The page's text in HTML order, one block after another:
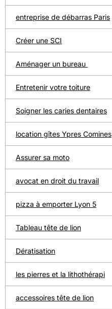
entreprise de débarras Paris
Créer une SCI
Aménager un bureau
Entretenir votre toiture
Soigner les caries dentaires
location gîtes Ypres Comines
Assurer sa moto
avocat en droit du travail
pizza à emporter Lyon 5
Tableau tête de lion
Dératisation
les pierres et la lithothérapi
accessoires tête de lion